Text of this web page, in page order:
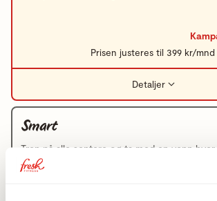
Prisen justeres til 399 kr/
Detaljer
Smart
Tren på alle sentere og ta med en venn